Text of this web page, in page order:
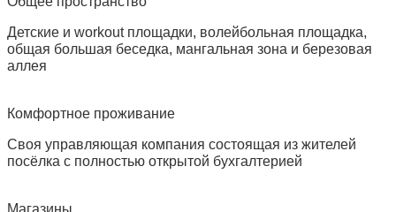
Детские и workout площадки, волейбольная площадка,
общая большая беседка, мангальная зона и березовая
аллея
Комфортное проживание
Своя управляющая компания состоящая из жителей
посёлка с полностью открытой бухгалтерией
Магазины